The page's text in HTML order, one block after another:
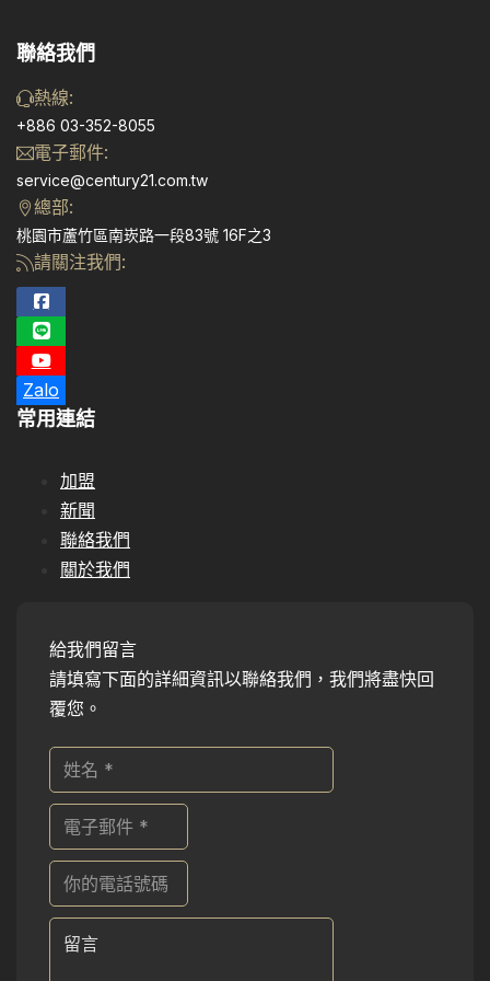
聯絡我們
熱線:
+886 03-352-8055
電子郵件:
service@century21.com.tw
總部:
桃園市蘆竹區南崁路一段83號 16F之3
請關注我們:
Zalo
常用連結
加盟
新聞
聯絡我們
關於我們
給我們留言
請填寫下面的詳細資訊以聯絡我們，我們將盡快回
覆您。